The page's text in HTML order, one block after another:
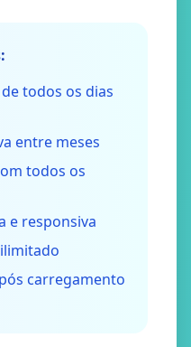
todos os dias
entre meses
todos os
e responsiva
carregamento